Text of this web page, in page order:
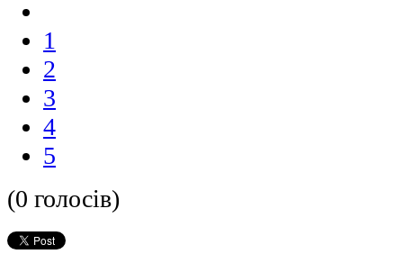
1
2
3
4
5
(0 голосів)